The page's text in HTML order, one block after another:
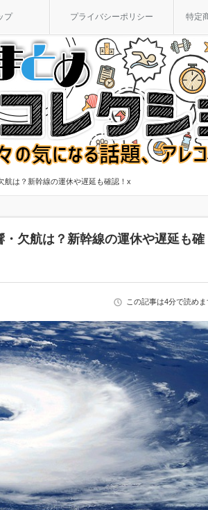
プ プライバシーポリシー 特定
航は？新幹線の運休や遅延も確認！x
欠航は？新幹線の運休や遅延も確
この記事は4分で読めま